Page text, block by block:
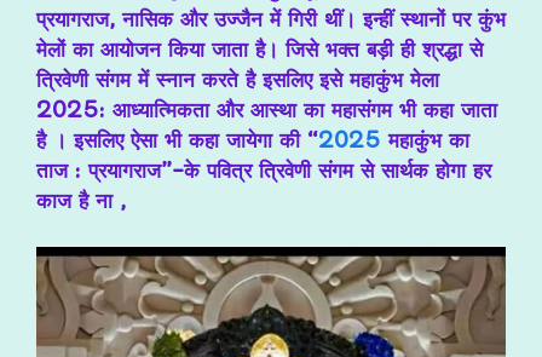
प्रयागराज, नासिक और उज्जैनमें गिरी थीं। इन्हीं स्थानों पर कुंभ
मेलों का आयोजन किया जाता है। जिसे भक्त बड़ी ही श्रद्धा से
त्रिवेणी संगम में स्नान करते है इसलिए इसेमहाकुंभ मेला
2025: आध्यात्मिकता और आस्था का महासंगम भी कहा जाता
है । इसलिए ऐसा भी कहा जायेगा की “2025 महाकुंभ का
ताज : प्रयागराज”-के पवित्र त्रिवेणी संगम से सार्थक होगा हर
काज है ना ,